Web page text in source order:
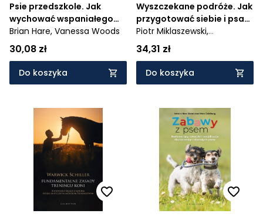
Psie przedszkole. Jak
wychować wspaniałego
psa
Brian Hare, Vanessa Woods
30,08 zł
Do koszyka
Wyszczekane podróże. Jak
przygotować siebie i psa
na wyprawę
Piotr Miklaszewski,
Magdalena Wilczewska
34,31 zł
Do koszyka